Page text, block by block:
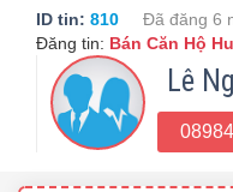
ID tin: 810 Đã đăng 6
Đăng tin: Bán Căn Hộ
Lê